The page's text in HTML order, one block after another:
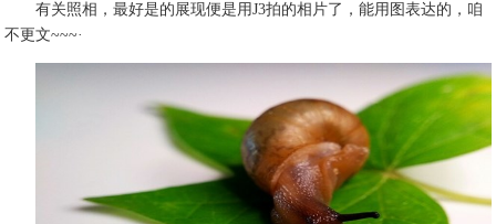
有关照相，最好是的展现便是用J3拍的相片了，能用图表达的，咱
不更文~~~·